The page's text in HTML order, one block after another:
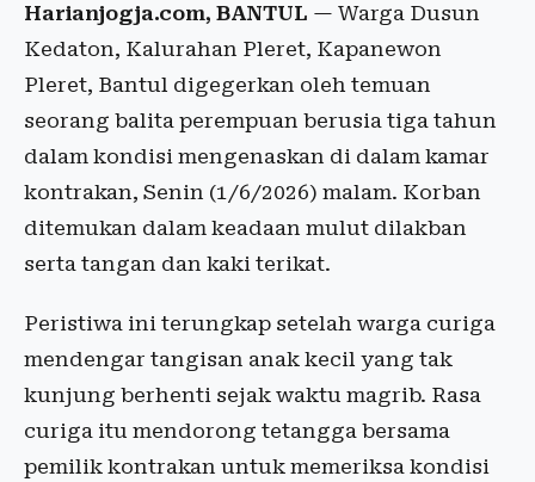
Harianjogja.com, BANTUL — Warga Dusun
Kedaton, Kalurahan Pleret, Kapanewon
Pleret, Bantul digegerkan oleh temuan
seorang balita perempuan berusia tiga tahun
dalam kondisi mengenaskan di dalam kamar
kontrakan, Senin (1/6/2026) malam. Korban
ditemukan dalam keadaan mulut dilakban
serta tangan dan kaki terikat.
Peristiwa ini terungkap setelah warga curiga
mendengar tangisan anak kecil yang tak
kunjung berhenti sejak waktu magrib. Rasa
curiga itu mendorong tetangga bersama
pemilik kontrakan untuk memeriksa kondisi